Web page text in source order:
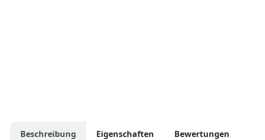
Beschreibung Eigenschaften Bewertungen